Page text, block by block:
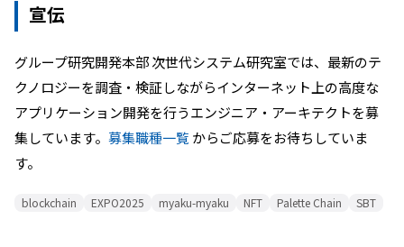
宣伝
グループ研究開発本部 次世代システム研究室では、最新のテ
クノロジーを調査・検証しながらインターネット上の高度な
アプリケーション開発を行うエンジニア・アーキテクトを募
集しています。 募集職種一覧 からご応募をお待ちしていま
す。
blockchain EXPO2025 myaku-myaku NFT Palette Chain SBT